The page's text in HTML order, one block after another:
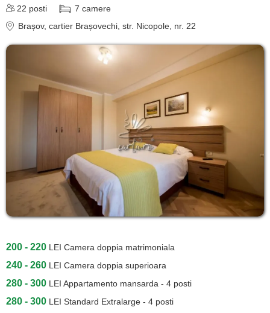
22 posti 7 camere
Brașov, cartier Brașovechi, str. Nicopole, nr. 22
200 - 220 LEI Camera doppia matrimoniala
240 - 260 LEI Camera doppia superioara
280 - 300 LEI Appartamento mansarda - 4 posti
280 - 300 LEI Standard Extralarge - 4 posti